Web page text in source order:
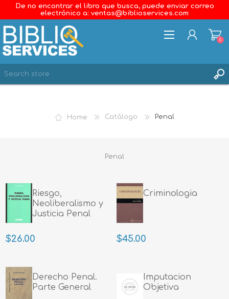
De no encontrar el libro que busca, puede enviar correo
electrónico a: ventas@biblioservices.com
0
Home Catálogo Penal
Penal
Riesgo,
Neoliberalismo y
Justicia Penal
$26.00
Criminologia
$45.00
Derecho Penal.
Parte General
Imputacion
Objetiva